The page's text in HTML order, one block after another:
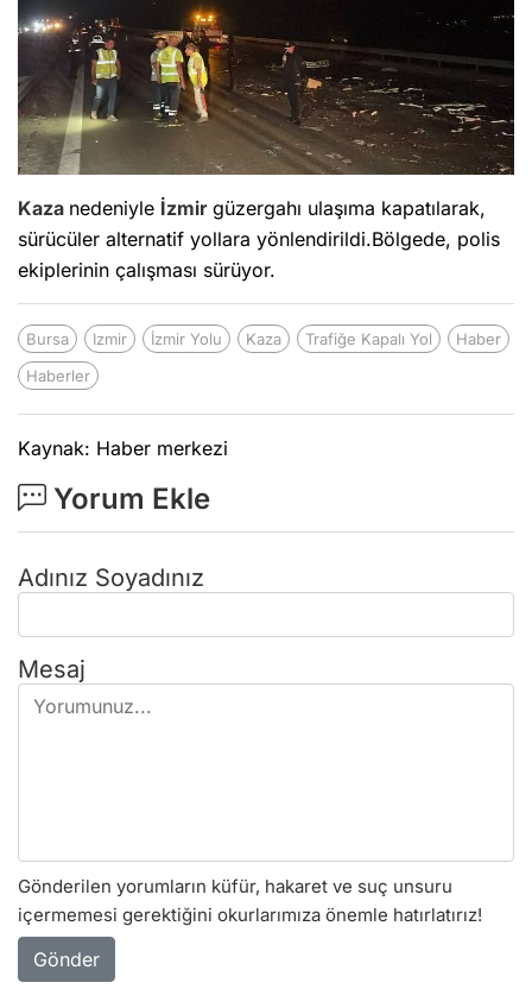
Kaza nedeniyle İzmir güzergahı ulaşıma kapatılarak,
sürücüler alternatif yollara yönlendirildi.Bölgede, polis
ekiplerinin çalışması sürüyor.
Bursa Izmir İzmir Yolu Kaza Trafiğe Kapalı Yol
Haber
Haberler
Kaynak: Haber merkezi
Yorum Ekle
Adınız Soyadınız
Mesaj
Gönderilen yorumların küfür, hakaret ve suç unsuru
içermemesi gerektiğini okurlarımıza önemle hatırlatırız!
Gönder